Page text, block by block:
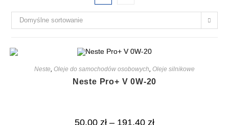
Domyślne sortowanie
Neste, Oleje do samochodów osobowych, Oleje silnikowe
Neste Pro+ V 0W-20
50.00 zł – 191.40 zł